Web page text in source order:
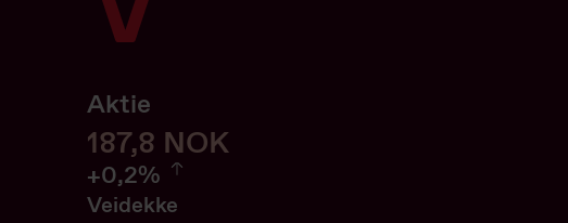
Aktie
188,0 NOK
+0,2%
0.21%
Veidekke